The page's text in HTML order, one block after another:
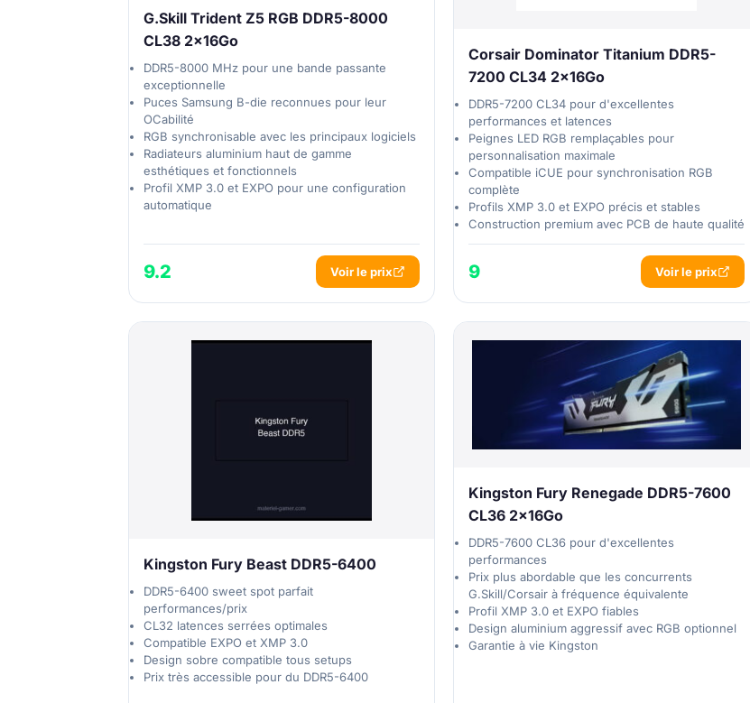
G.Skill Trident Z5 RGB DDR5-8000
CL38 2x16Go
DDR5-8000 MHz pour une bande passante
exceptionnelle
Puces Samsung B-die reconnues pour leur
OCabilité
RGB synchronisable avec les principaux logiciels
Radiateurs aluminium haut de gamme
esthétiques et fonctionnels
Profil XMP 3.0 et EXPO pour une configuration
automatique
9.2 Voir le prix
Corsair Dominator Titanium DDR5-
7200 CL34 2x16Go
DDR5-7200 CL34 pour d'excellentes
performances et latences
Peignes LED RGB remplaçables pour
personnalisation maximale
Compatible iCUE pour synchronisation RGB
complète
Profils XMP 3.0 et EXPO précis et stables
Construction premium avec PCB de haute qualité
9 Voir le prix
Kingston Fury Beast DDR5-6400
DDR5-6400 sweet spot parfait
performances/prix
CL32 latences serrées optimales
Compatible EXPO et XMP 3.0
Design sobre compatible tous setups
Prix très accessible pour du DDR5-6400
Kingston Fury Renegade DDR5-7600
CL36 2x16Go
DDR5-7600 CL36 pour d'excellentes
performances
Prix plus abordable que les concurrents
G.Skill/Corsair à fréquence équivalente
Profil XMP 3.0 et EXPO fiables
Design aluminium aggressif avec RGB optionnel
Garantie à vie Kingston